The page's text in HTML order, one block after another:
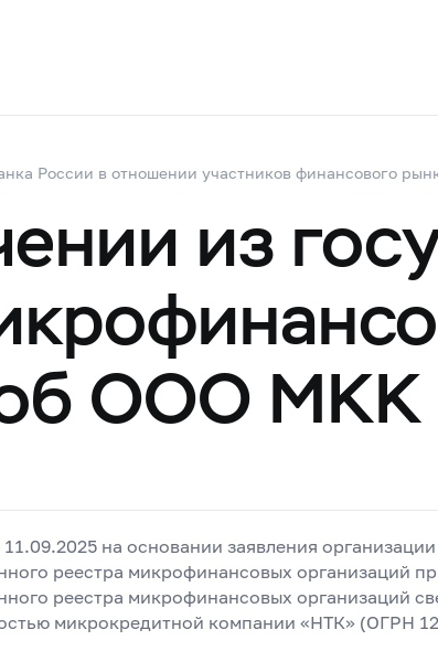
России в отношении участников финансового
из
ООО МКК
на основании заявления
реестра микрофинансовых организаций
реестра микрофинансовых организаций
микрокредитной компании «НТК» (ОГРН